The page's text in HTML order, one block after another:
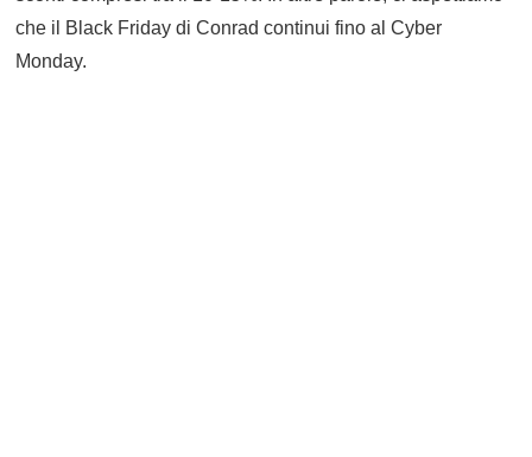
che il Black Friday di Conrad continui fino al Cyber
Monday.